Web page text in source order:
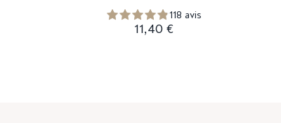
118 avis
11,40 €